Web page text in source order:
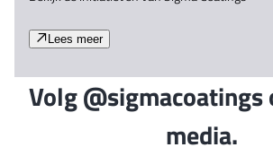
Lees meer
Volg @sigmacoatings
media.